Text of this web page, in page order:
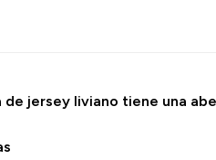
de jersey liviano tiene una